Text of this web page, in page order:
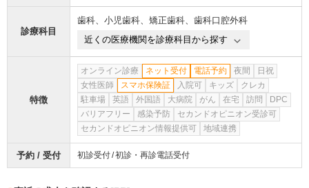
診療科目
歯科、 小児歯科、 矯正歯科、 歯科口腔外科
近くの医療機関を診療科目から探す
特徴
オンライン診療 ネット受付 電話予約 夜間
日祝
女性医師
スマホ保険証 入院可 キッズ
クレカ
駐車場
英語 外国語 大病院 がん 在宅 訪問
DPC
バリアフリー
感染予防
セカンドオピニオン受診可
セカンドオピニオン情報提供可
地域連携
予約 / 受付 初診受付 初診・再診電話受付